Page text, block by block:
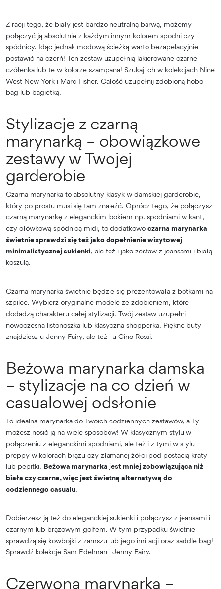
Z racji tego, że biały jest bardzo neutralną barwą, możemy
połączyć ją absolutnie z każdym innym kolorem spodni czy
spódnicy. Idąc jednak modową ścieżką warto bezapelacyjnie
postawić na czerń! Ten zestaw uzupełnią lakierowane czarne
czółenka lub te w kolorze szampana! Szukaj ich w kolekcjach Nine
West New York i Marc Fisher. Całość uzupełnij zdobioną hobo
bag lub bagietką.
Stylizacje z czarną
marynarką – obowiązkowe
zestawy w Twojej
garderobie
Czarna marynarka to absolutny klasyk w damskiej garderobie,
który po prostu musi się tam znaleźć. Oprócz tego, że połączysz
czarną marynarkę z eleganckim lookiem np. spodniami w kant,
czy ołówkową spódnicą midi, to dodatkowo czarna marynarka
świetnie sprawdzi się też jako dopełnienie wizytowej
minimalistycznej sukienki, ale też i jako zestaw z jeansami i białą
koszulą.
Czarna marynarka świetnie będzie się prezentowała z botkami na
szpilce. Wybierz oryginalne modele ze zdobieniem, które
dodadzą charakteru całej stylizacji. Twój zestaw uzupełni
nowoczesna listonoszka lub klasyczna shopperka. Piękne buty
znajdziesz u Jenny Fairy, ale też i u Gino Rossi.
Beżowa marynarka damska
– stylizacje na co dzień w
casualowej odsłonie
To idealna marynarka do Twoich codziennych zestawów, a Ty
możesz nosić ją na wiele sposobów! W klasycznym stylu w
połączeniu z eleganckimi spodniami, ale też i z tymi w stylu
preppy w kolorach brązu czy złamanej żółci pod postacią kraty
lub pepitki. Beżowa marynarka jest mniej zobowiązująca niż
biała czy czarna, więc jest świetną alternatywą do
codziennego casualu.
Dobierzesz ją też do eleganckiej sukienki i połączysz z jeansami i
czarnym lub brązowym golfem. W tym przypadku świetnie
sprawdzą się kowbojki z zamszu lub jego imitacji oraz saddle bag!
Sprawdź kolekcje Sam Edelman i Jenny Fairy.
Czerwona marynarka –